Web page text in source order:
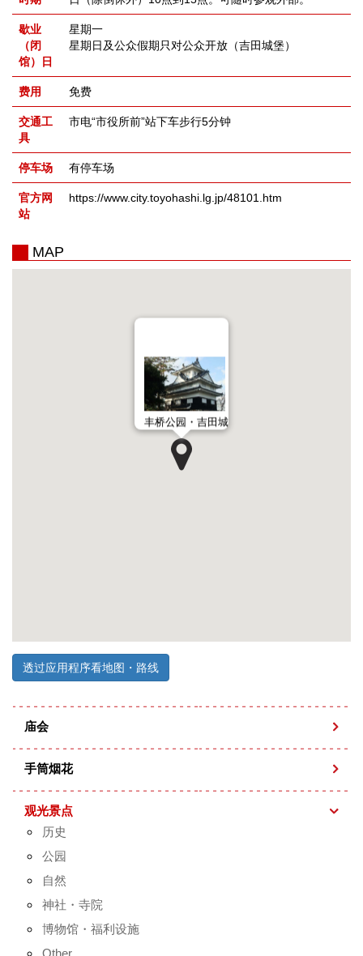
歇业
（闭
馆）日
星期一
星期日及公众假期只对公众开放（吉田城堡）
费用 免费
交通工
具
市电“市役所前”站下车步行5分钟
停车场 有停车场
官方网
站
https://www.city.toyohashi.lg.jp/48101.htm
MAP
丰桥公园・吉田城
透过应用程序看地图・路线
庙会
手筒烟花
观光景点
历史
公园
自然
神社・寺院
博物馆・福利设施
Other